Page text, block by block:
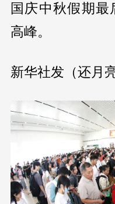
国庆中秋假期
高峰。
新华社发（还月